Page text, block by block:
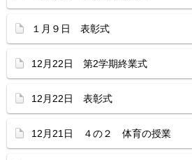
１月９日 表彰式
12月22日 第2学期終業式
12月22日 表彰式
12月21日 ４の２ 体育の授業